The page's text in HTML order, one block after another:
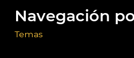
Navegación
Temas